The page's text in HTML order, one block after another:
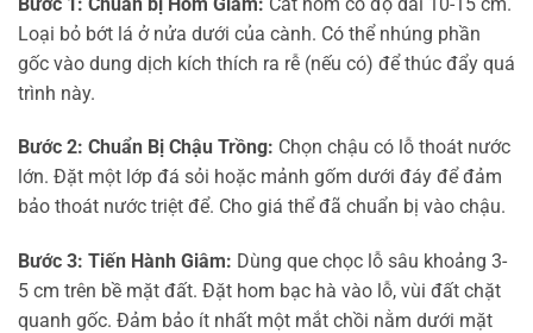
Loại bỏ bớt lá ở nửa dưới của cành. Có thể nhúng phần
gốc vào dung dịch kích thích ra rễ (nếu có) để thúc đẩy quá
trình này.
Bước 2: Chuẩn Bị Chậu Trồng: Chọn chậu có lỗ thoát nước
lớn. Đặt một lớp đá sỏi hoặc mảnh gốm dưới đáy để đảm
bảo thoát nước triệt để. Cho giá thể đã chuẩn bị vào chậu.
Bước 3: Tiến Hành Giâm: Dùng que chọc lỗ sâu khoảng 3-
5 cm trên bề mặt đất. Đặt hom bạc hà vào lỗ, vùi đất chặt
quanh gốc. Đảm bảo ít nhất một mắt chồi nằm dưới mặt